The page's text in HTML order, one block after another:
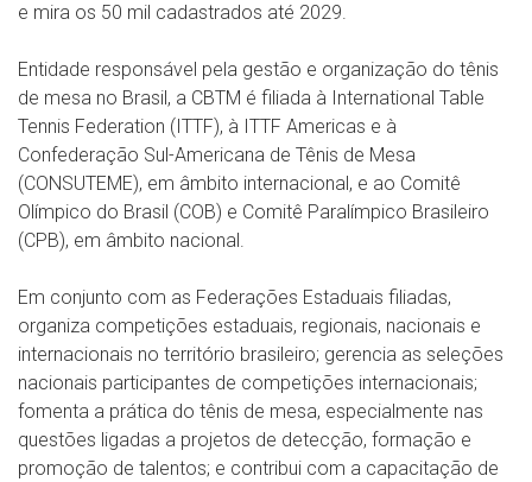
e mira os 50 mil cadastrados até 2029.
Entidade responsável pela gestão e organização do tênis
de mesa no Brasil, a CBTM é filiada à International Table
Tennis Federation (ITTF), à ITTF Americas e à
Confederação Sul-Americana de Tênis de Mesa
(CONSUTEME), em âmbito internacional, e ao Comitê
Olímpico do Brasil (COB) e Comitê Paralímpico Brasileiro
(CPB), em âmbito nacional.
Em conjunto com as Federações Estaduais filiadas,
organiza competições estaduais, regionais, nacionais e
internacionais no território brasileiro; gerencia as seleções
nacionais participantes de competições internacionais;
fomenta a prática do tênis de mesa, especialmente nas
questões ligadas a projetos de detecção, formação e
promoção de talentos; e contribui com a capacitação de